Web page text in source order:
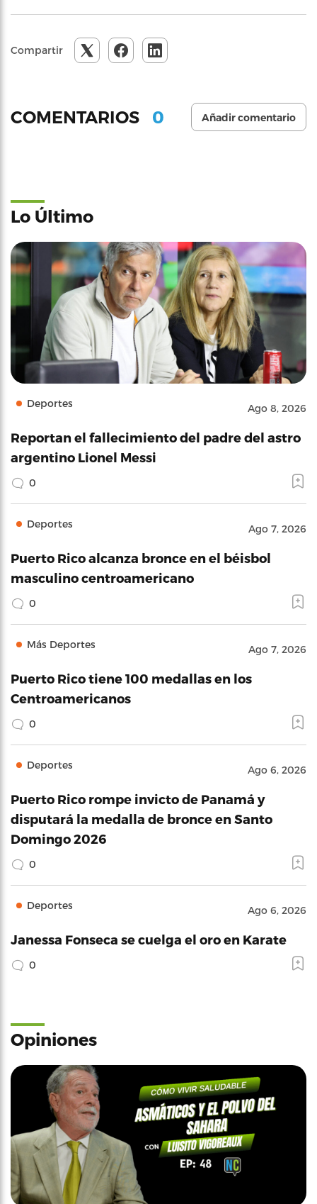
Compartir
COMENTARIOS 0 Añadir comentario
Lo Último
Deportes Ago 8, 2026
Reportan el fallecimiento del padre del astro
argentino Lionel Messi
0
Deportes Ago 7, 2026
Puerto Rico alcanza bronce en el béisbol
masculino centroamericano
0
Más Deportes Ago 7, 2026
Puerto Rico tiene 100 medallas en los
Centroamericanos
0
Deportes Ago 6, 2026
Puerto Rico rompe invicto de Panamá y
disputará la medalla de bronce en Santo
Domingo 2026
0
Deportes Ago 6, 2026
Janessa Fonseca se cuelga el oro en Karate
0
Opiniones